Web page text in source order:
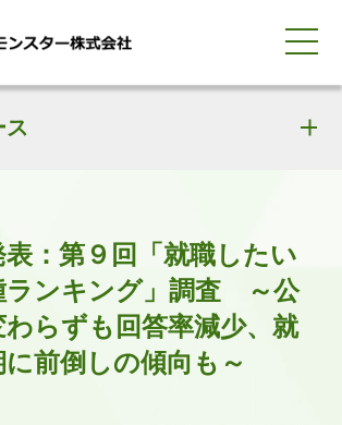
0120-259-440
平日9:00-18:00(土日祝除く)
ス
：第９回「就職したい
ランキング」調査 ～公
らずも回答率減少、就
前倒しの傾向も～